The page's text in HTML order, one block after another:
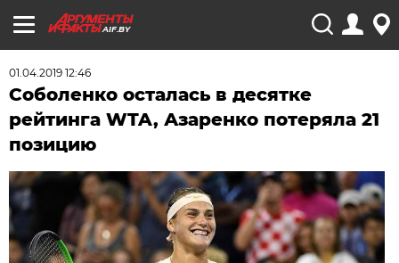
AIF.BY
01.04.2019 12:46
Соболенко осталась в десятке
рейтинга WTA, Азаренко потеряла 21
позицию